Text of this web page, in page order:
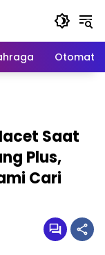
Otomatif
Saat
Plus,
Cari